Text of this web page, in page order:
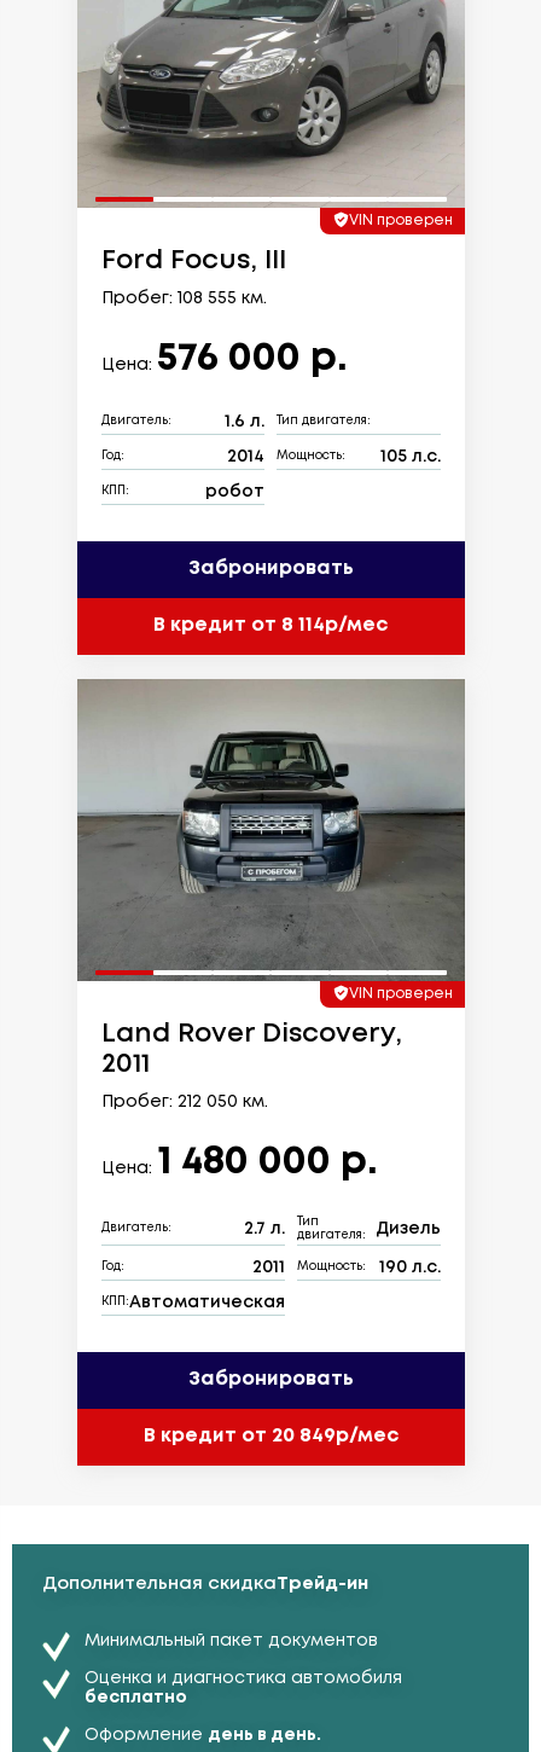
VIN проверен
Ford Focus, III
Пробег: 108 555 км.
Цена: 576 000 р.
Двигатель: 1.6 л. Тип двигателя:
Год: 2014 Мощность: 105 л.с.
КПП: робот
Забронировать
В кредит от 8 114р/мес
VIN проверен
Land Rover Discovery,
2011
Пробег: 212 050 км.
Цена: 1 480 000 р.
Двигатель: 2.7 л.
Тип
двигателя:
Дизель
Год: 2011 Мощность: 190 л.с.
КПП:Автоматическая
Забронировать
В кредит от 20 849р/мес
Дополнительная скидкаТрейд-ин
Минимальный пакет документов
Оценка и диагностика автомобиля
бесплатно
Оформление день в день.